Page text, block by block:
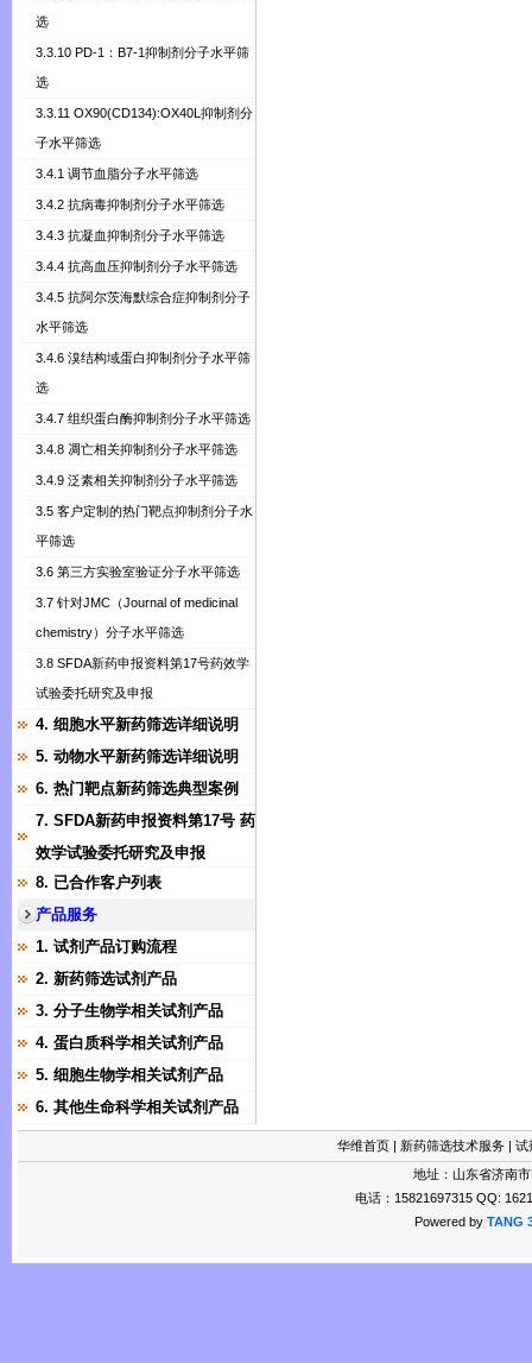
选
3.3.10 PD-1：B7-1抑制剂分子水平筛
选
3.3.11 OX90(CD134):OX40L抑制剂分
子水平筛选
3.4.1 调节血脂分子水平筛选
3.4.2 抗病毒抑制剂分子水平筛选
3.4.3 抗凝血抑制剂分子水平筛选
3.4.4 抗高血压抑制剂分子水平筛选
3.4.5 抗阿尔茨海默综合症抑制剂分子
水平筛选
3.4.6 溴结构域蛋白抑制剂分子水平筛
选
3.4.7 组织蛋白酶抑制剂分子水平筛选
3.4.8 凋亡相关抑制剂分子水平筛选
3.4.9 泛素相关抑制剂分子水平筛选
3.5 客户定制的热门靶点抑制剂分子水
平筛选
3.6 第三方实验室验证分子水平筛选
3.7 针对JMC（Journal of medicinal
chemistry）分子水平筛选
3.8 SFDA新药申报资料第17号药效学
试验委托研究及申报
4. 细胞水平新药筛选详细说明
5. 动物水平新药筛选详细说明
6. 热门靶点新药筛选典型案例
7. SFDA新药申报资料第17号 药
效学试验委托研究及申报
8. 已合作客户列表
产品服务
1. 试剂产品订购流程
2. 新药筛选试剂产品
3. 分子生物学相关试剂产品
4. 蛋白质科学相关试剂产品
5. 细胞生物学相关试剂产品
6. 其他生命科学相关试剂产品
华维首页 | 新药筛选技术服务 | 试
地址：山东省济南
电话：15821697315 QQ:
Powered by TANG